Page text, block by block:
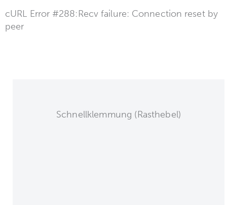
cURL Error #288:Recv failure: Connection reset by
peer
Schnellklemmung (Rasthebel)